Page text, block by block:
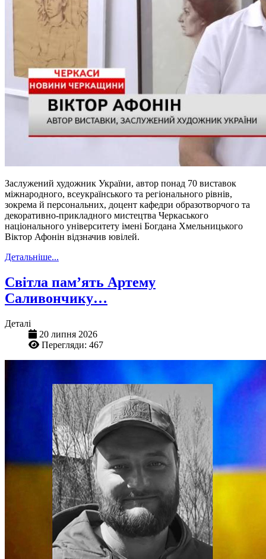
Заслужений художник України, автор понад 70 виставок
міжнародного, всеукраїнського та регіонального рівнів,
зокрема й персональних, доцент кафедри образотворчого та
декоративно-прикладного мистецтва Черкаського
національного університету імені Богдана Хмельницького
Віктор Афонін відзначив ювілей.
Детальніше...
Світла пам’ять Артему
Саливончику…
Деталі
20 липня 2026
Перегляди: 467